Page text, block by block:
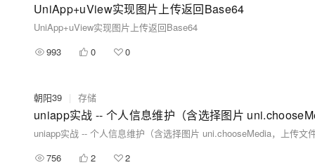
UniApp+uView实现图片上传返回Base64
UniApp+uView实现图片上传返回Base64
993
0 0
朝阳39 | 存储
uniapp实战 -- 个人信息维护（含选择图片
uniapp实战 -- 个人信息维护（含选择图片 uni.chooseMedia，上传文
756
2 2